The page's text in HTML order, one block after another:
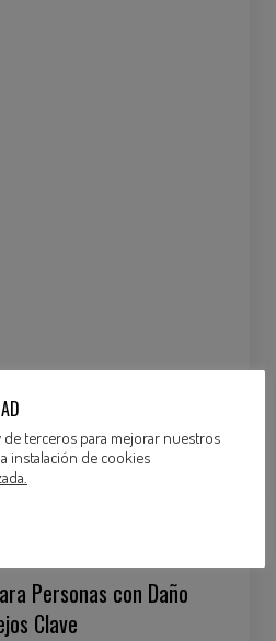
Personas con Daño
Clave
terceros para mejorar nuestros
instalación de cookies